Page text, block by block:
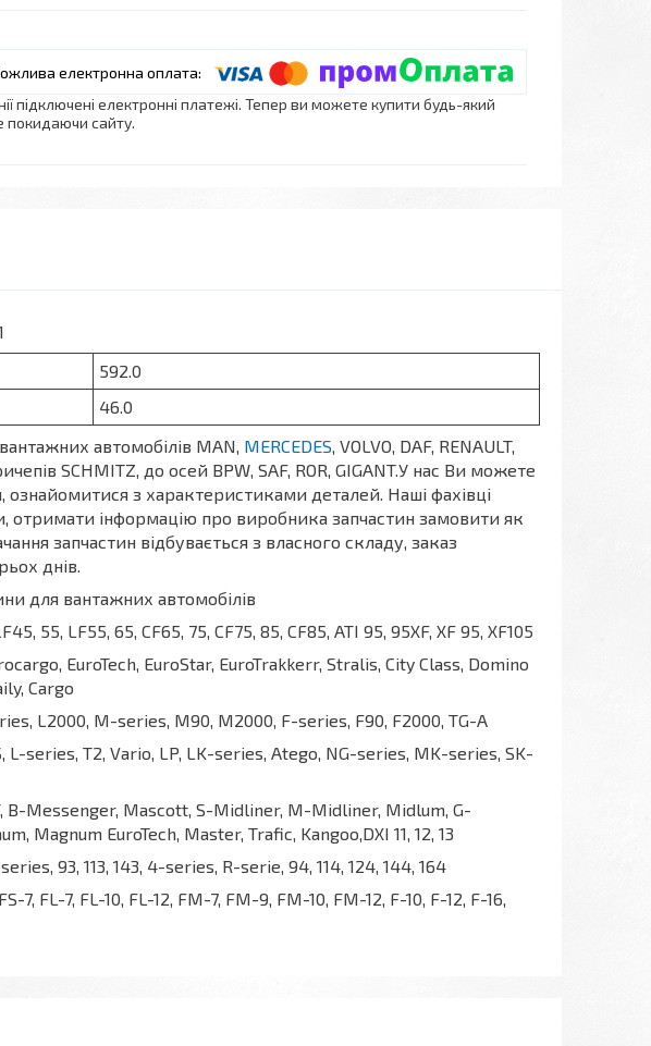
підключені електронні платежі. Тепер ви можете купити будь-який
покидаючи сайту.
592.0
46.0
автомобілів MAN, MERCEDES, VOLVO, DAF, RENAULT,
SCHMITZ, до осей BPW, SAF, ROR, GIGANT.У нас Ви можете
з характеристиками деталей. Наші фахівці
отримати інформацію про виробника запчастин замовити як
запчастин відбувається з власного складу, заказ
днів.
для вантажних автомобілів
55, LF55, 65, CF65, 75, CF75, 85, CF85, ATI 95, 95XF, XF 95, XF105
EuroTech, EuroStar, EuroTrakkerr, Stralis, City Class, Domino
Cargo
L2000, M-series, M90, M2000, F-series, F90, F2000, TG-A
L-series, T2, Vario, LP, LK-series, Atego, NG-series, MK-series, SK-
B-Messenger, Mascott, S-Midliner, M-Midliner, Midlum, G-
Magnum EuroTech, Master, Trafic, Kangoo,DXI 11, 12, 13
93, 113, 143, 4-series, R-serie, 94, 114, 124, 144, 164
7, FL-7, FL-10, FL-12, FM-7, FM-9, FM-10, FM-12, F-10, F-12, F-16,